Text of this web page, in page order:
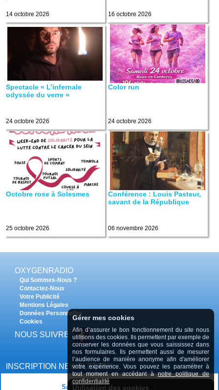
14 octobre 2026 16 octobre 2026
Spectacle « L’infernale
odyssée du verre »
24 octobre 2026
Color run
24 octobre 2026
Octobre rose à Solesmes
25 octobre 2026
Conférence : Louis Pasteur,
savant de la République
06 novembre 2026
OXYGENRADIO
Qui Sommes-Nous ?
Contactez-Nous
Votre Publicité
Mentions Légales
Données Personnelles
Cookies
NOUS SUIVRE
INSCRIPTION NEWSLETTER
Saisissez votre adresse e-mail :
Utilisation des cookies
Gérer mes cookies
Afin d’assurer le bon fonctionnement du site nous
utilisons des cookies. Ils permettent par exemple de
conserver les données que vous saississez dans
nos formulaires. Ils permettent aussi de mesurer
l’audience de manière anonyme afin d'améliorer
votre expérience. Vous pouvez les paramétrer à
tout moment en accédant ànotre politique de
confidentialité